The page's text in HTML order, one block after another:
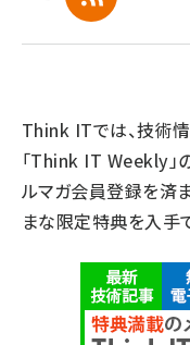
Think ITでは、技術
「Think IT Weekly」
ルマガ会員登録を済
まな限定特典を入手